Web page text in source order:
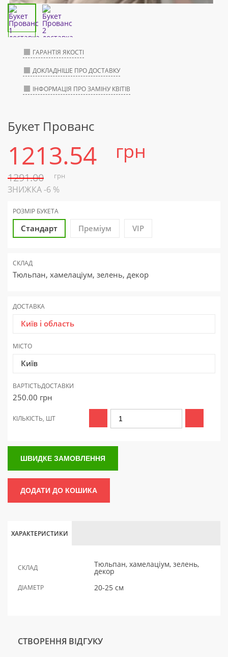
ГАРАНТІЯ ЯКОСТІ
ДОКЛАДНІШЕ ПРО ДОСТАВКУ
ІНФОРМАЦІЯ ПРО ЗАМІНУ КВІТІВ
Букет Прованс
1213.54 грн
1291.00 грн
ЗНИЖКА -6 %
РОЗМІР БУКЕТА
Стандарт Преміум VIP
СКЛАД
Тюльпан, хамелаціум, зелень, декор
ДОСТАВКА
Київ і область
МІСТО
Київ
ВАРТІСТЬДОСТАВКИ
250.00 грн
КІЛЬКІСТЬ, ШТ
ШВИДКЕ ЗАМОВЛЕННЯ
ДОДАТИ ДО КОШИКА
ХАРАКТЕРИСТИКИ
СКЛАД Тюльпан, хамелаціум, зелень,
декор
ДІАМЕТР 20-25 см
СТВОРЕННЯ ВІДГУКУ